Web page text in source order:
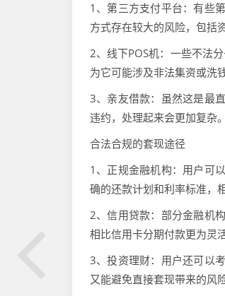
1、第三方支付平台：有些
方式存在较大的风险，包括
2、线下POS机：一些不法
为它可能涉及非法集资或洗
3、亲友借款：虽然这是最
违约，处理起来会更加复杂。
合法合规的套现途径
1、正规金融机构：用户可
确的还款计划和利率标准，
2、信用贷款：部分金融机
相比信用卡分期付款更为灵
3、投资理财：用户还可以
又能避免直接套现带来的风险